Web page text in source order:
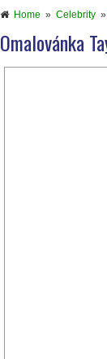
Home » Celebrity »
Omalovánka